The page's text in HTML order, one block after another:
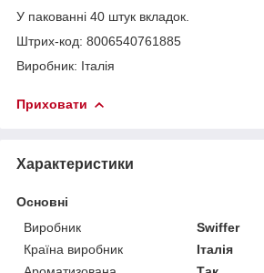
У пакованні 40 штук вкладок.
Штрих-код: 8006540761885
Виробник: Італія
Приховати
Характеристики
Основні
Виробник
Swiffer
Країна виробник
Італія